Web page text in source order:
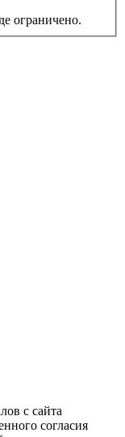
ограничено.
с сайта
согласия